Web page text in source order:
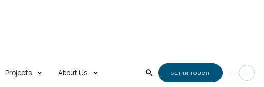
Projects About Us GET IN TOUCH